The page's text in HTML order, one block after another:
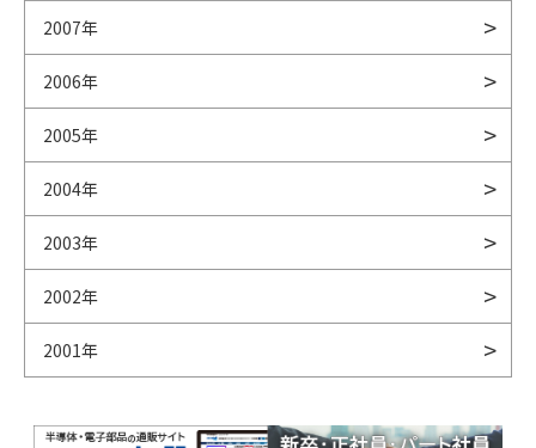
2007年
2006年
2005年
2004年
2003年
2002年
2001年